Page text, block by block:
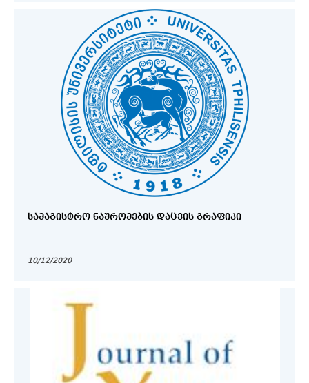
ᲡᲐᲛᲐᲒᲘᲡᲢᲠᲝ ᲜᲐᲨᲠᲝᲛᲔᲑᲘᲡ ᲓᲐᲪᲕᲘᲡ ᲒᲠᲐᲤᲘᲙᲘ
10/12/2020